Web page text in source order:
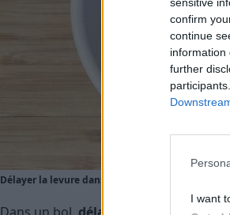
confirm
continue
information
further
I want
Délayer la levure dans un bol